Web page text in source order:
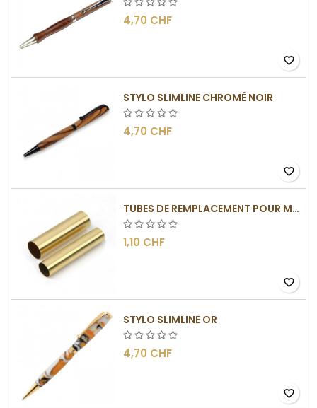
4,70 CHF
favorite_border
STYLO SLIMLINE CHROMÉ NOIR
4,70 CHF
favorite_border
TUBES DE REMPLACEMENT POUR MÉCANISMES SLIMLINE
1,10 CHF
favorite_border
STYLO SLIMLINE OR
4,70 CHF
favorite_border